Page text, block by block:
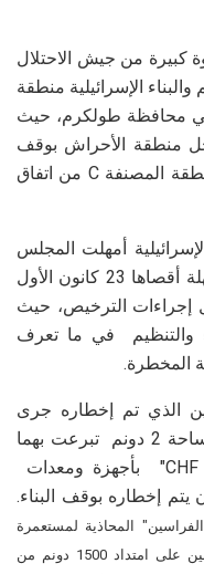
2014م داهمت قوة كبيرة من جيش الاحتلال
الإسرائيلية منطقة
محافظة طولكرم، حيث
منطقة الأحراش بوقف
البناء بحجة البناء دون ترخيص في المنطقة المصنفة C من اتفاق
أمهلت المجلس
البلدي بصفته المسؤول عن المنتزه مهلة أقصاها 23 كانون الأول
إجراءات الترخيص، حيث
والتنظيم في ما تعرف
المخطرة.
الذي تم إخطاره جرى
تشييده في بداية العام 2014م على مساحة 2 دونم تبرعت بهما
بلدية قفين، حيث تبرعت مؤسسة " CHF" بأجهزة ومعدات
يتم إخطاره بوقف البناء.
المحاذية لمستعمرة
"حرميش"، حيث تعتبر منطقة أحراش الفراسين على امتداد 1500 دونم من